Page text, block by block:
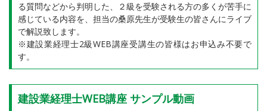
る質問などから判明した、２級を受験される方の多くが苦手に
感じている内容を、担当の桑原先生が受験生の皆さんにライブ
で解説致します。
※建設業経理士2級WEB講座受講生の皆様はお申込み不要で
す。
建設業経理士WEB講座 サンプル動画